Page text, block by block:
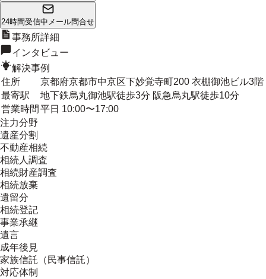
24時間受信中 メール問合せ
事務所詳細
インタビュー
解決事例
住所
京都府京都市中京区下妙覚寺町200 衣棚御池ビル3階
最寄駅
地下鉄烏丸御池駅徒歩3分 阪急烏丸駅徒歩10分
営業時間 平日 10:00〜17:00
注力分野
遺産分割
不動産相続
相続人調査
相続財産調査
相続放棄
遺留分
相続登記
事業承継
遺言
成年後見
家族信託（民事信託）
対応体制